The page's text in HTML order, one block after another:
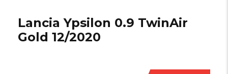
Lancia Ypsilon 0.9 TwinAir
Gold 12/2020